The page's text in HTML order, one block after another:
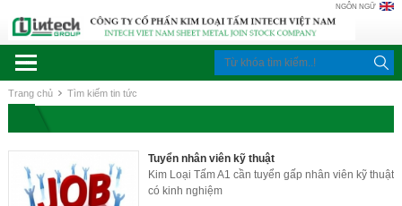
NGÔN NGỮ
Trang chủ Tìm kiếm tin tức
Tuyển nhân viên kỹ thuật
Kim Loại Tấm A1 cần tuyển gấp nhân viên kỹ thuật
có kinh nghiệm